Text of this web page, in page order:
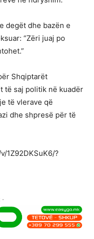
degët dhe bazën e
“Zëri juaj po
Shqiptarët
të saj politik në kuadër
të vlerave që
dhe shpresë për të
1Z92DKSuK6/?
-